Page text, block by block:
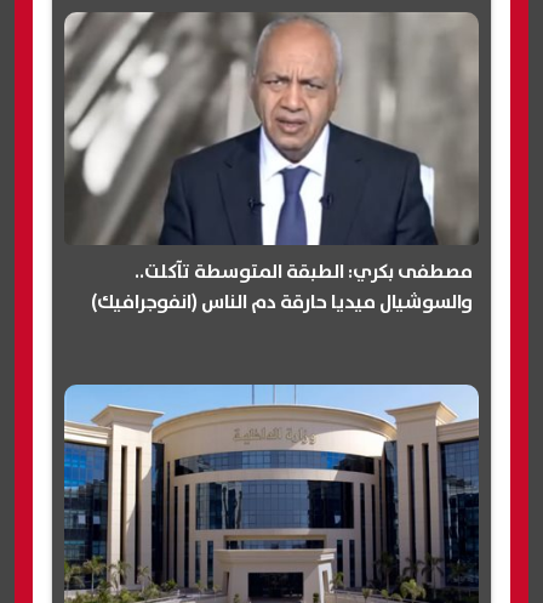
مصطفى بكري: الطبقة المتوسطة تآكلت..
والسوشيال ميديا حارقة دم الناس (انفوجرافيك)